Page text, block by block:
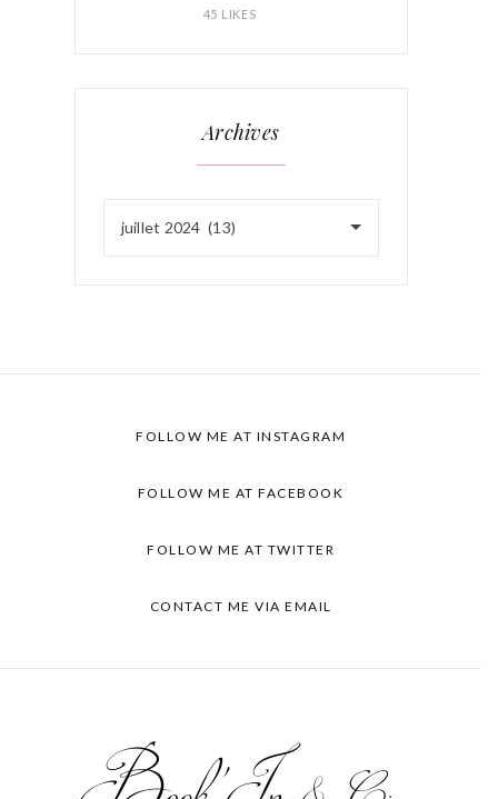
45 LIKES
Archives
juillet 2024 (13)
FOLLOW ME AT INSTAGRAM
FOLLOW ME AT FACEBOOK
FOLLOW ME AT TWITTER
CONTACT ME VIA EMAIL